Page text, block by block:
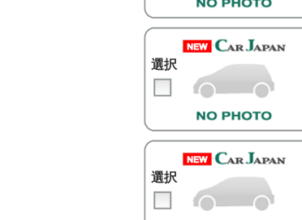
選択
選択